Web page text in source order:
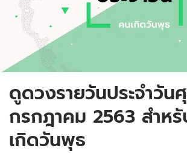
ดูดวงรายวันประจำวัน
กรกฎาคม 2563 สำห
เกิดวันพุธ